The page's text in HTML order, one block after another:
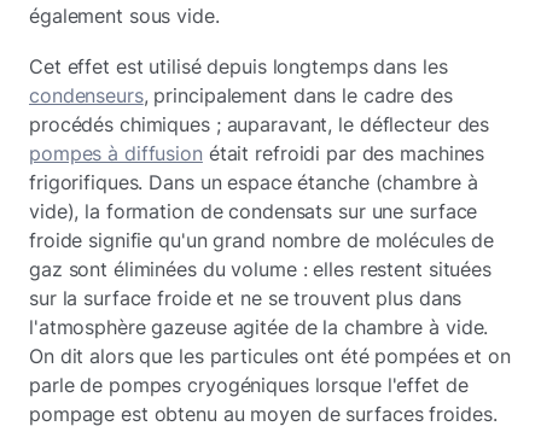
également sous vide.
Cet effet est utilisé depuis longtemps dans les
condenseurs, principalement dans le cadre des
procédés chimiques ; auparavant, le déflecteur des
pompes à diffusion était refroidi par des machines
frigorifiques. Dans un espace étanche (chambre à
vide), la formation de condensats sur une surface
froide signifie qu'un grand nombre de molécules de
gaz sont éliminées du volume : elles restent situées
sur la surface froide et ne se trouvent plus dans
l'atmosphère gazeuse agitée de la chambre à vide.
On dit alors que les particules ont été pompées et on
parle de pompes cryogéniques lorsque l'effet de
pompage est obtenu au moyen de surfaces froides.